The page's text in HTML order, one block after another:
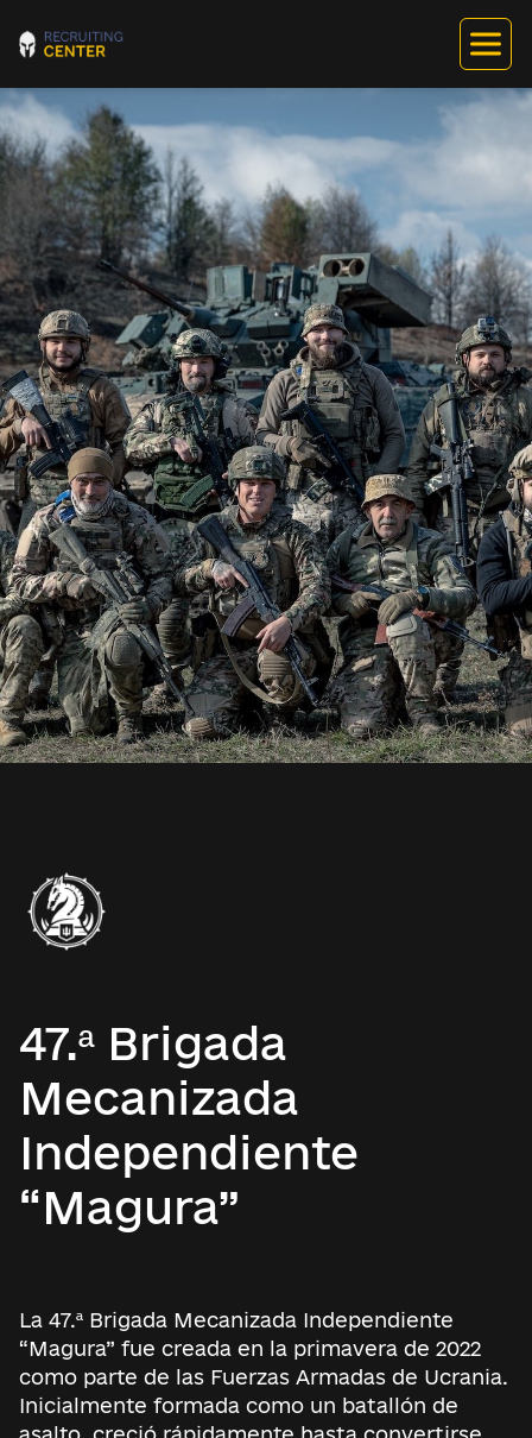
47.ª Brigada
Mecanizada
Independiente
“Magura”
La 47.ª Brigada Mecanizada Independiente
“Magura” fue creada en la primavera de 2022
como parte de las Fuerzas Armadas de Ucrania.
Inicialmente formada como un batallón de